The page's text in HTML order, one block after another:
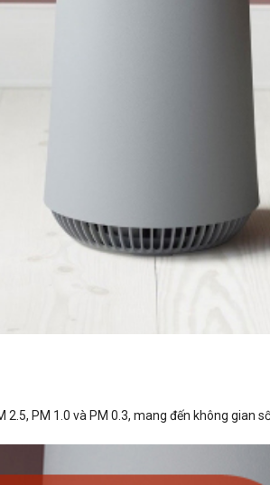
PM 1.0 và PM 0.3, mang đến không gian